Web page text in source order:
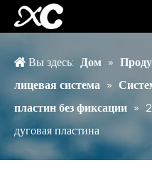
Вы здесь: Дом »
лицевая система »
пластин без фиксации »
дуговая пластина